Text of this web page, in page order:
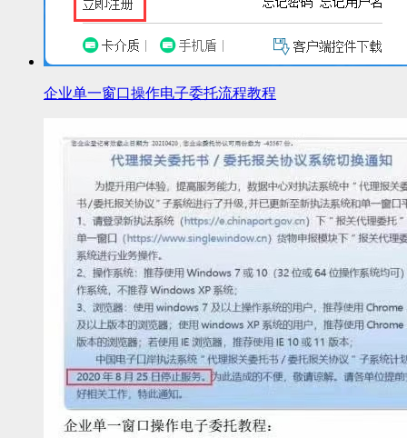
企业单一窗口操作电子委托流程教程